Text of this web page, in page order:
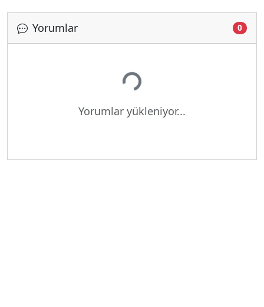
Yorumlar 0
Yükleniyor...
Yorumlar yükleniyor...